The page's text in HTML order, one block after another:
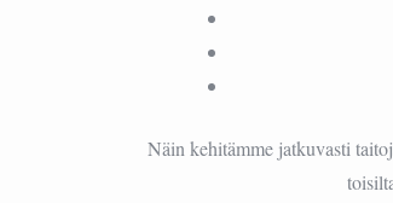
Näin kehitämme jatkuvasti